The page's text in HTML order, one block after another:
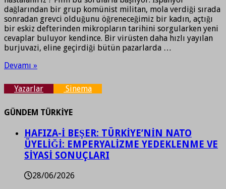
dağlarından bir grup komünist militan, mola verdiği sırada
sonradan grevci olduğunu öğreneceğimiz bir kadın, açtığı
bir eskiz defterinden mikropların tarihini sorgularken yeni
cevaplar buluyor kendince. Bir virüsten daha hızlı yayılan
burjuvazi, eline geçirdiği bütün pazarlarda …
Devamı »
Yazarlar Sinema
GÜNDEM TÜRKİYE
HAFIZA-İ BEŞER: TÜRKİYE’NİN NATO
ÜYELİĞİ: EMPERYALİZME YEDEKLENME VE
SİYASİ SONUÇLARI
28/06/2026